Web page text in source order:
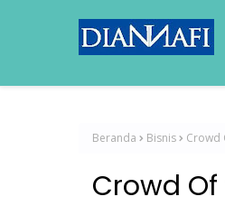
Beranda Bisnis Crowd
Crowd